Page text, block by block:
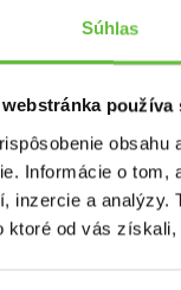
Súhlas
používa
Informácie o tom,
inzercie a analýzy.
ktoré od vás
indukčnej
spotrebičov
dosky.